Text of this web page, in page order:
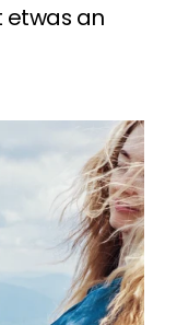
etwas an